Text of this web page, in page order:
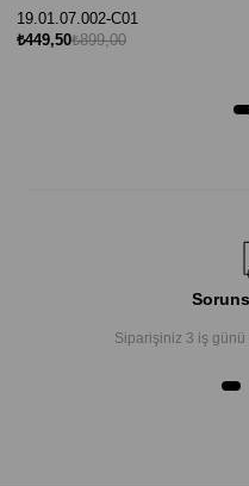
19.01.07.002-C01
₺449,50₺899,00
Siparişiniz 3 iş